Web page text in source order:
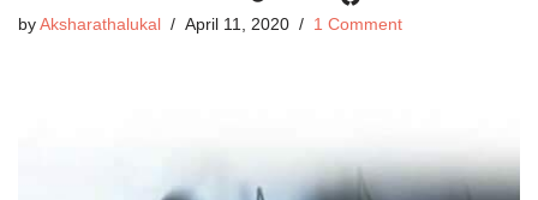
by Aksharathalukal April 11, 2020 1 Comment